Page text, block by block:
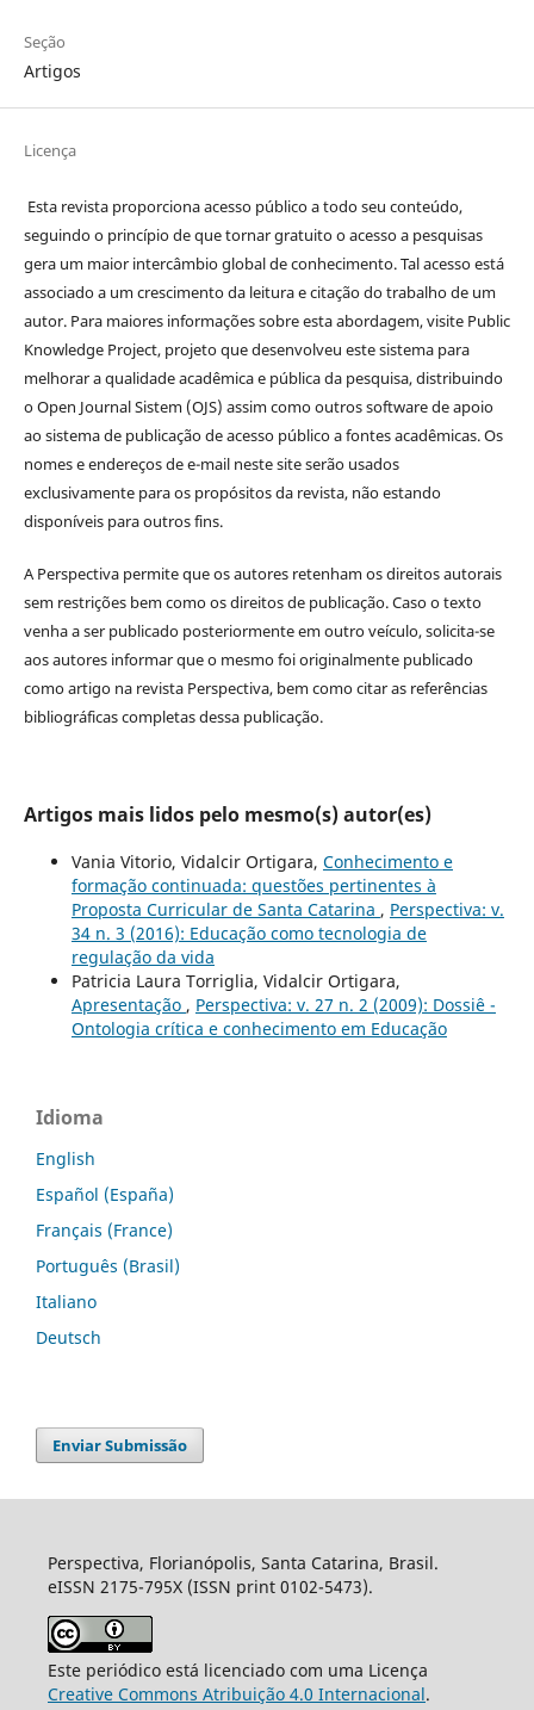
Seção
Artigos
Licença
Esta revista proporciona acesso público a todo seu conteúdo,
seguindo o princípio de que tornar gratuito o acesso a pesquisas
gera um maior intercâmbio global de conhecimento. Tal acesso está
associado a um crescimento da leitura e citação do trabalho de um
autor. Para maiores informações sobre esta abordagem, visite Public
Knowledge Project, projeto que desenvolveu este sistema para
melhorar a qualidade acadêmica e pública da pesquisa, distribuindo
o Open Journal Sistem (OJS) assim como outros software de apoio
ao sistema de publicação de acesso público a fontes acadêmicas. Os
nomes e endereços de e-mail neste site serão usados
exclusivamente para os propósitos da revista, não estando
disponíveis para outros fins.
A Perspectiva permite que os autores retenham os direitos autorais
sem restrições bem como os direitos de publicação. Caso o texto
venha a ser publicado posteriormente em outro veículo, solicita-se
aos autores informar que o mesmo foi originalmente publicado
como artigo na revista Perspectiva, bem como citar as referências
bibliográficas completas dessa publicação.
Artigos mais lidos pelo mesmo(s) autor(es)
Vania Vitorio, Vidalcir Ortigara, Conhecimento e
formação continuada: questões pertinentes à
Proposta Curricular de Santa Catarina , Perspectiva: v.
34 n. 3 (2016): Educação como tecnologia de
regulação da vida
Patricia Laura Torriglia, Vidalcir Ortigara,
Apresentação , Perspectiva: v. 27 n. 2 (2009): Dossiê -
Ontologia crítica e conhecimento em Educação
Idioma
English
Español (España)
Français (France)
Português (Brasil)
Italiano
Deutsch
Enviar Submissão
Perspectiva, Florianópolis, Santa Catarina, Brasil.
eISSN 2175-795X (ISSN print 0102-5473).
Este periódico está licenciado com uma Licença
Creative Commons Atribuição 4.0 Internacional.